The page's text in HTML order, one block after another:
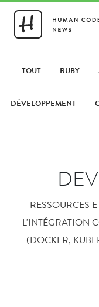
TOUT RUBY
DÉVELOPPEMENT
RESSOURCES
L'INTÉGRATION
(DOCKER,